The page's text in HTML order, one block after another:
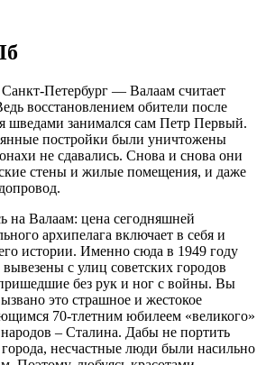
Петербург — Валаам считает
восстановлением обители после
шведами занимался сам Петр Первый.
постройки были уничтожены
не сдавались. Снова и снова они
стены и жилые помещения, и даже
на Валаам: цена сегодняшней
архипелага включает в себя и
истории. Именно сюда в 1949 году
с улиц советских городов
без рук и ног с войны. Вы
это страшное и жестокое
70-тлетним юбилеем «великого»
– Сталина. Дабы не портить
несчастные люди были насильно